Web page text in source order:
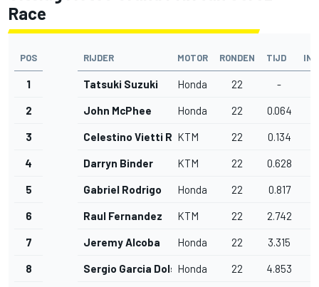
Race
POS RIJDER MOTOR RONDEN TIJD
1 Tatsuki Suzuki Honda 22 -
2 John McPhee Honda 22 0.064
3 Celestino Vietti Ramus
KTM 22 0.134
4 Darryn Binder KTM 22 0.628
5 Gabriel Rodrigo Honda 22 0.817
6 Raul Fernandez KTM 22 2.742
7 Jeremy Alcoba Honda 22 3.315
8 Sergio Garcia Dols Honda 22 4.853